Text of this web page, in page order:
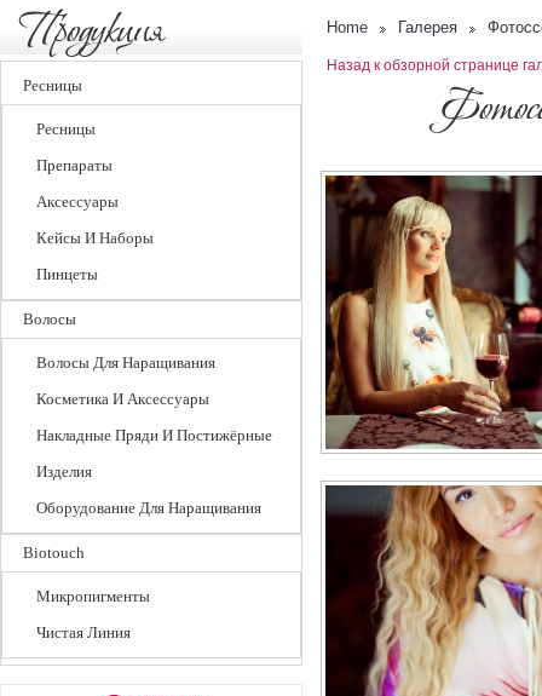
Продукция
Ресницы
Ресницы
Препараты
Аксессуары
Кейсы И Наборы
Пинцеты
Волосы
Волосы Для Наращивания
Косметика И Аксессуары
Накладные Пряди И Постижёрные
Изделия
Оборудование Для Наращивания
Biotouch
Микропигменты
Чистая Линия
Home Галерея
Назад к обзорной странице